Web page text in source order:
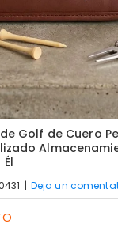
Golf de Cuero
| Deja un